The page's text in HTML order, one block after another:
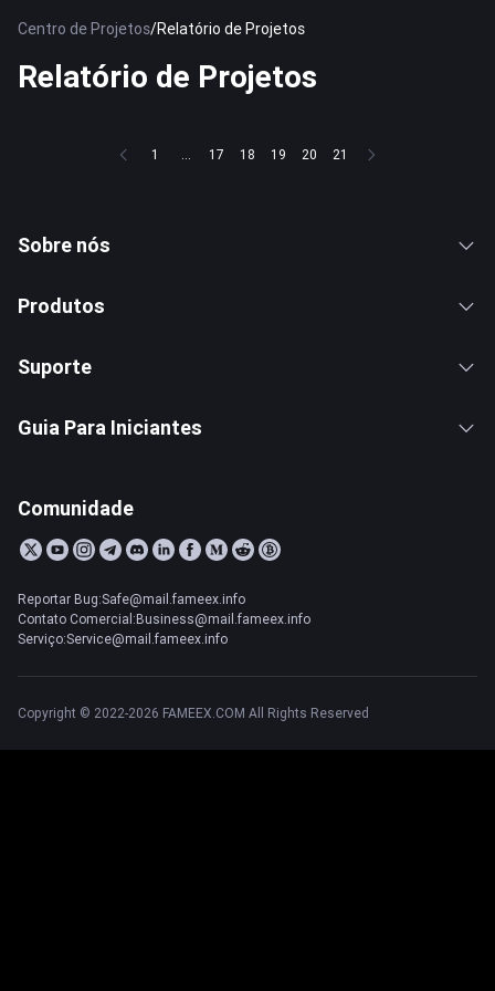
Centro de Projetos/Relatório de Projetos
Relatório de Projetos
1 ... 17 18 19 20 21
Sobre nós
Produtos
Suporte
Guia Para Iniciantes
Comunidade
Reportar Bug:Safe@mail.fameex.info
Contato Comercial:Business@mail.fameex.info
Serviço:Service@mail.fameex.info
Copyright © 2022-2026 FAMEEX.COM All Rights Reserved